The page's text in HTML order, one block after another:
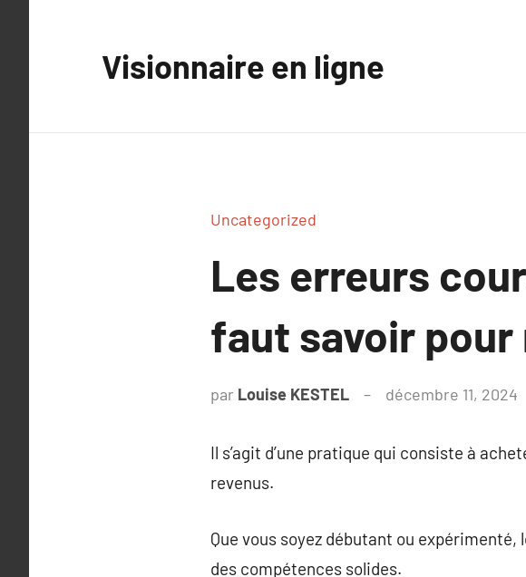
Visionnaire en ligne
Uncategorized
Les erreurs
faut savoir pour
par Louise KESTEL décembre 11, 2024
Il s’agit d’une pratique qui consiste à
revenus.
Que vous soyez débutant ou
des compétences solides.